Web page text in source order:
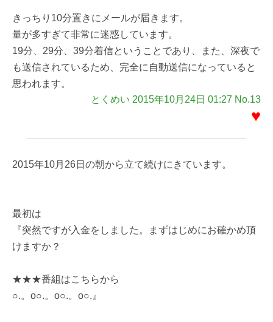
きっちり10分置きにメールが届きます。
量が多すぎて非常に迷惑しています。
19分、29分、39分着信ということであり、また、深夜で
も送信されているため、完全に自動送信になっていると
思われます。
とくめい 2015年10月24日 01:27 No.13
♥
2015年10月26日の朝から立て続けにきています。
最初は
『突然ですが入金をしました。まずはじめにお確かめ頂
けますか？
★★★番組はこちらから
○.。o○.。o○.。o○.』